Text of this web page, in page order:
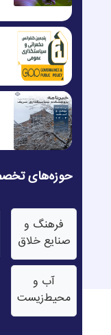
حوزه‌های
فرهنگ و
صنایع خلاق
آب‌ و
محیط‌زیست